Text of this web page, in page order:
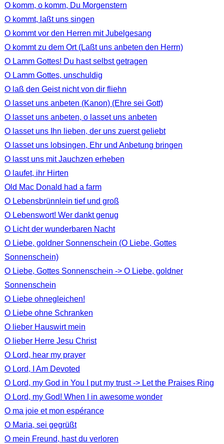
O komm, o komm, Du Morgenstern
O kommt, laßt uns singen
O kommt vor den Herren mit Jubelgesang
O kommt zu dem Ort (Laßt uns anbeten den Herrn)
O Lamm Gottes! Du hast selbst getragen
O Lamm Gottes, unschuldig
O laß den Geist nicht von dir fliehn
O lasset uns anbeten (Kanon) (Ehre sei Gott)
O lasset uns anbeten, o lasset uns anbeten
O lasset uns Ihn lieben, der uns zuerst geliebt
O lasset uns lobsingen, Ehr und Anbetung bringen
O lasst uns mit Jauchzen erheben
O laufet, ihr Hirten
Old Mac Donald had a farm
O Lebensbrünnlein tief und groß
O Lebenswort! Wer dankt genug
O Licht der wunderbaren Nacht
O Liebe, goldner Sonnenschein (O Liebe, Gottes
Sonnenschein)
O Liebe, Gottes Sonnenschein -> O Liebe, goldner
Sonnenschein
O Liebe ohnegleichen!
O Liebe ohne Schranken
O lieber Hauswirt mein
O lieber Herre Jesu Christ
O Lord, hear my prayer
O Lord, I Am Devoted
O Lord, my God in You I put my trust -> Let the Praises Ring
O Lord, my God! When I in awesome wonder
O ma joie et mon espérance
O Maria, sei gegrüßt
O mein Freund, hast du verloren